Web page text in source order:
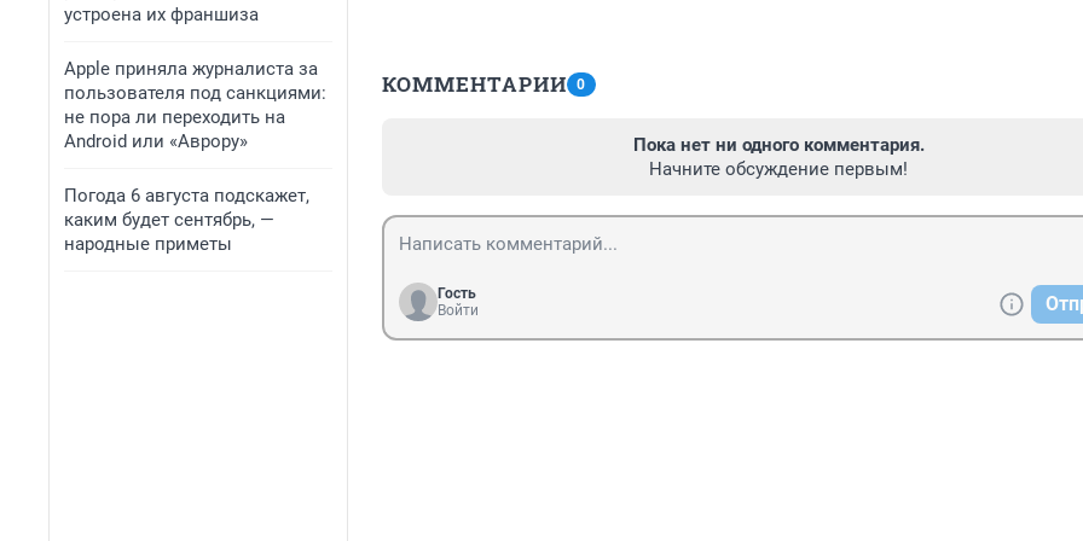
устроена их франшиза
Apple приняла журналиста за
пользователя под санкциями:
не пора ли переходить на
Android или «Аврору»
Погода 6 августа подскажет,
каким будет сентябрь, —
народные приметы
КОММЕНТАРИИ 0
Пока нет ни одного комментария.
Начните обсуждение первым!
Гость
Войти